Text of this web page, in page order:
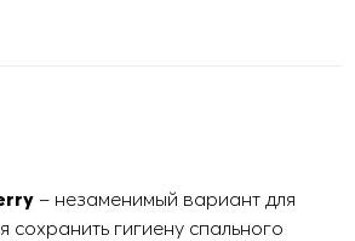
– незаменимый вариант для
сохранить гигиену спального